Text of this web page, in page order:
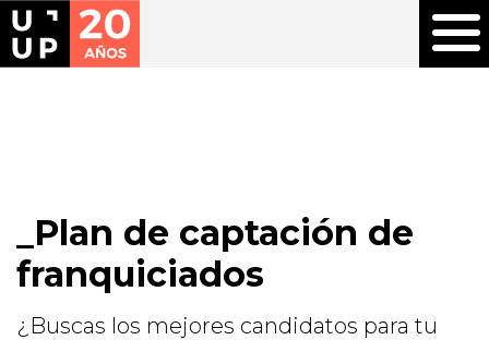
Plan de captación de
franquiciados
¿Buscas los mejores candidatos para tu